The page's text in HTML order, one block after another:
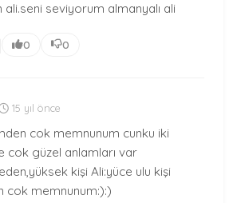
ali.seni seviyorum almanyalı ali
0 0
15 yıl önce
cok memnunum cunku iki
cok güzel anlamları var
kişi Ali:yüce ulu kişi
cok memnunum:):)